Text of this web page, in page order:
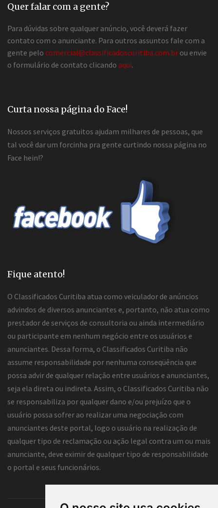
Quer falar com a gente?
Para dúvidas sobre qualquer anúncio, você deverá fazer
contato com o anunciante. Para outros assuntos fale com a
gente pelo comercial@classificadoscuritiba.com.br ou envie
o formulário de contato clicando aqui.
Curta nossa página do Face!
Nossos serviços gratuitos ajudam milhares de pessoas, que
tal você dar um forcinha pra gente curtindo nossa página no
Face hein!?
Fique atento!
O Classificados Curitiba atua como veiculador de anúncios
advindos de diversos anunciantes e, portanto, não atua como
prestador de serviços de consultoria ou ainda intermediário
ou participante em nenhum negócio entre os usuários e
anunciantes. Dessa forma, o Classificados Curitiba não
assume responsabilidade por nenhuma conseqüência que
possa advir de qualquer relação entre usuários e anunciantes,
seja ela direta ou indireta. Assim, o Classificados Curitiba não
se responsabiliza por qualquer dano e/ou prejuízo que o
usuário possa sofrer ao realizar uma negociação com
anunciantes deste portal, logo o usuário na realização de
qualquer tipo de reclamação ou ação legal contra um ou mais
anunciante, deve eximir de qualquer tipo de responsabilidade
o portal e seus funcionários.